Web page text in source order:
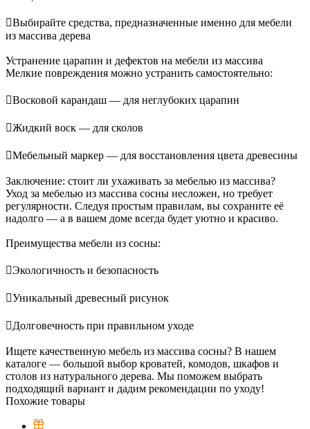
Выбирайте средства, предназначенные именно для мебели
из массива дерева
Устранение царапин и дефектов на мебели из массива
Мелкие повреждения можно устранить самостоятельно:
Восковой карандаш — для неглубоких царапин
Жидкий воск — для сколов
Мебельный маркер — для восстановления цвета древесины
Заключение: стоит ли ухаживать за мебелью из массива?
Уход за мебелью из массива сосны несложен, но требует
регулярности. Следуя простым правилам, вы сохраните её
надолго — а в вашем доме всегда будет уютно и красиво.
Преимущества мебели из сосны:
Экологичность и безопасность
Уникальный древесный рисунок
Долговечность при правильном уходе
Ищете качественную мебель из массива сосны? В нашем
каталоге — большой выбор кроватей, комодов, шкафов и
столов из натурального дерева. Мы поможем выбрать
подходящий вариант и дадим рекомендации по уходу!
Похожие товары